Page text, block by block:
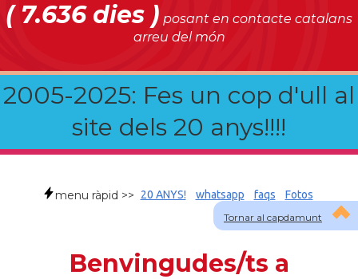
( 7.636 dies ) posant en contacte catalans
arreu del món
2005-2025: Fes un cop d'ull al
site dels 20 anys!!!!
Tornar al capdamunt
menu ràpid >> 20 ANYS! whatsapp faqs Fotos
Benvingudes/ts a